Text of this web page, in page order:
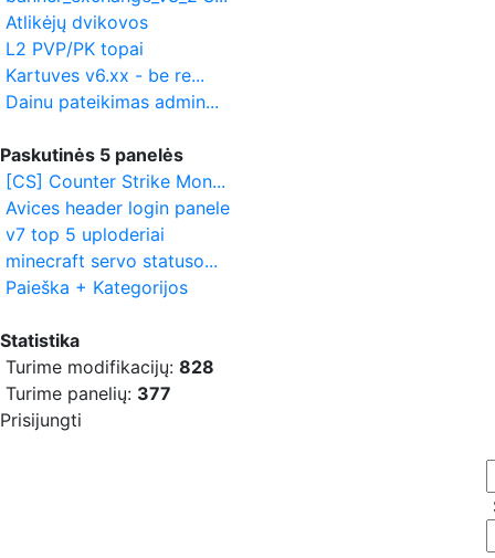
Atlikėjų dvikovos
L2 PVP/PK topai
Kartuves v6.xx - be re...
Dainu pateikimas admin...
Paskutinės 5 panelės
[CS] Counter Strike Mon...
Avices header login panele
v7 top 5 uploderiai
minecraft servo statuso...
Paieška + Kategorijos
Statistika
Turime modifikacijų: 828
Turime panelių: 377
Prisijungti